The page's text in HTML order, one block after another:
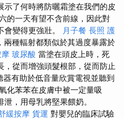
示了何時將防曬霜塗在我們的皮
的一天有望不含前線，因此對
會變得更強壯。 月子餐 長照 護
兩種輻射都類似於其過度暴露於
玻尿酸 當塗在頭皮上時，死
，從而增強頭髮根部，從而防止
器有助於低音量欣賞電視並聽到
化苯苯在皮膚中被一定量吸
，用母乳將堅果餵奶。
緩按摩 貨運 對嬰兒的臨床試驗